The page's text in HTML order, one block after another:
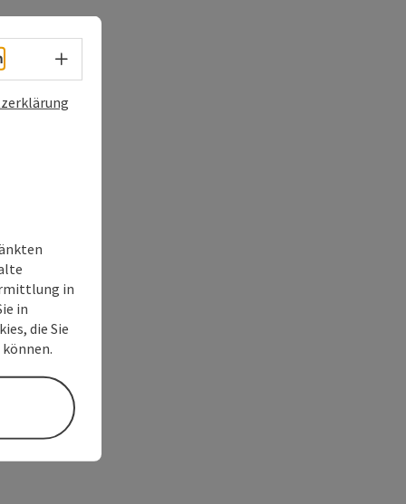
Sprachwahl - Menü öffnen
in
in
die Sie